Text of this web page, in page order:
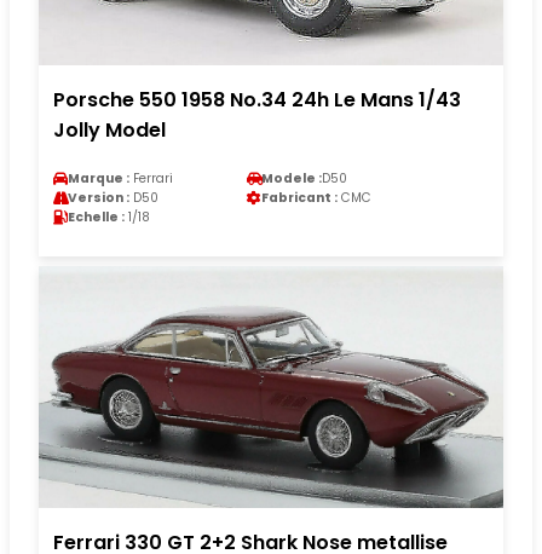
Porsche 550 1958 No.34 24h Le Mans 1/43
Jolly Model
Marque : Ferrari Modele :D50
Version : D50 Fabricant : CMC
Echelle : 1/18
Ferrari 330 GT 2+2 Shark Nose metallise